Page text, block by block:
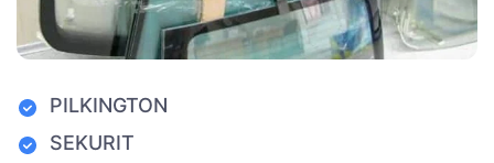
PILKINGTON
SEKURIT